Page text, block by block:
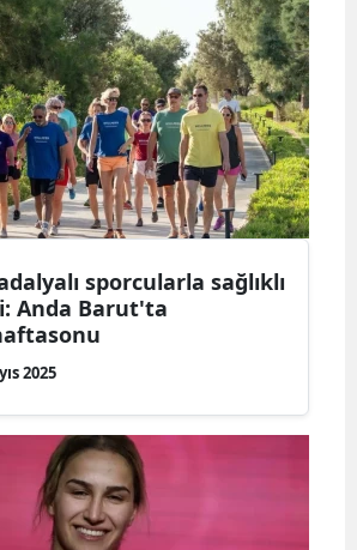
sporcularla sağlıklı
Anda Barut'ta
2025